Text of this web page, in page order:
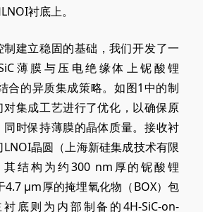
衬底上。
建立稳固的基础，我们开发了一
薄膜与压电绝缘体上铌酸锂
合的异质集成策略。如图1中的制
集成工艺进行了优化，以确保原
时保持薄膜的晶体质量。接收衬
LNOI晶圆（上海新硅集成技术有限
其结构为约300 nm厚的铌酸锂
4.7 μm厚的掩埋氧化物（BOX）包
底则为内部制备的4H-SiC-on-